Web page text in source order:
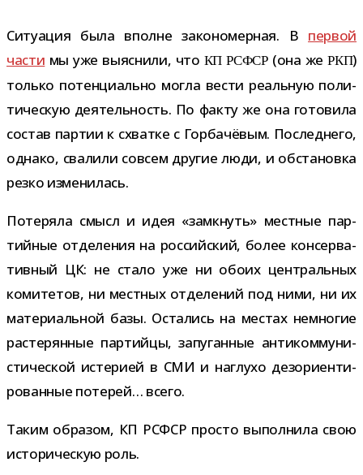
Ситуация была вполне зако­но­мер­ная. В пер­вой
части мы уже выяс­нили, что КП РСФСР(она жеРКП)
только потен­ци­ально могла вести реаль­ную поли­
ти­че­скую дея­тель­ность. По факту же она гото­вила
состав пар­тии к схватке с Горбачёвым. Последнего,
однако, сва­лили совсем дру­гие люди, и обста­новка
резко изменилась.
Потеряла смысл и идея «замкнуть» мест­ные пар­
тий­ные отде­ле­ния на рос­сий­ский, более кон­сер­ва­
тив­ный ЦК: не стало уже ни обоих цен­траль­ных
коми­те­тов, ни мест­ных отде­ле­ний под ними, ни их
мате­ри­аль­ной базы. Остались на местах немно­гие
рас­те­рян­ные пар­тийцы, запу­ган­ные анти­ком­му­ни­
сти­че­ской исте­рией в СМИ и наглухо дез­ори­ен­ти­
ро­ван­ные поте­рей… всего.
Таким обра­зом, КП РСФСР про­сто выпол­нила свою
исто­ри­че­скую роль.